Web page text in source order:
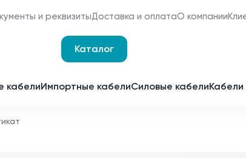
и реквизитыДоставка и оплатаО компании
Наши сертификаты
Оплата и доставка
Каталог
кабелиИмпортные кабелиСиловые кабелиКабели